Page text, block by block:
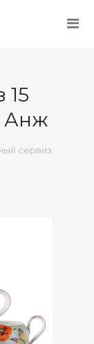
15
Анж
сервиз